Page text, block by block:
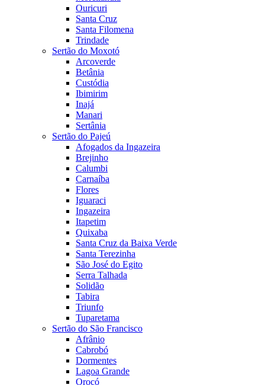
Ouricuri
Santa Cruz
Santa Filomena
Trindade
Sertão do Moxotó
Arcoverde
Betânia
Custódia
Ibimirim
Inajá
Manari
Sertânia
Sertão do Pajeú
Afogados da Ingazeira
Brejinho
Calumbi
Carnaíba
Flores
Iguaraci
Ingazeira
Itapetim
Quixaba
Santa Cruz da Baixa Verde
Santa Terezinha
São José do Egito
Serra Talhada
Solidão
Tabira
Triunfo
Tuparetama
Sertão do São Francisco
Afrânio
Cabrobó
Dormentes
Lagoa Grande
Orocó